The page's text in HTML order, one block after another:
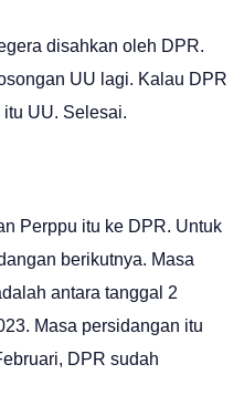
disahkan oleh DPR.
UU lagi. Kalau DPR
UU. Selesai.
Perppu itu ke DPR. Untuk
berikutnya. Masa
antara tanggal 2
Masa persidangan itu
DPR sudah